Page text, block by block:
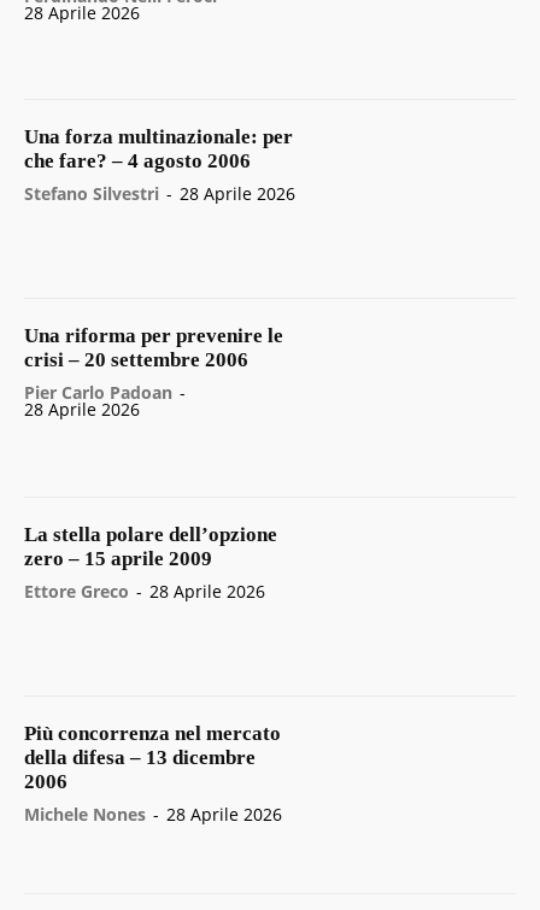
28 Aprile 2026
Una forza multinazionale: per
che fare? – 4 agosto 2006
Stefano Silvestri - 28 Aprile 2026
Una riforma per prevenire le
crisi – 20 settembre 2006
Pier Carlo Padoan -
28 Aprile 2026
La stella polare dell’opzione
zero – 15 aprile 2009
Ettore Greco - 28 Aprile 2026
Più concorrenza nel mercato
della difesa – 13 dicembre
2006
Michele Nones - 28 Aprile 2026